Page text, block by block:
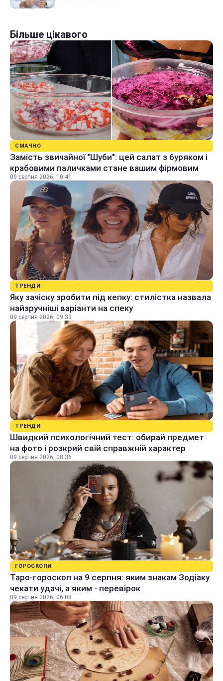
Більше цікавого
СМАЧНО
Замість звичайної "Шуби": цей салат з буряком і
крабовими паличками стане вашим фірмовим
09 серпня 2026, 10:41
ТРЕНДИ
Яку зачіску зробити під кепку: стилістка назвала
найзручніші варіанти на спеку
09 серпня 2026, 09:33
ТРЕНДИ
Швидкий психологічний тест: обирай предмет
на фото і розкрий свій справжній характер
09 серпня 2026, 08:36
ГОРОСКОПИ
Таро-гороскоп на 9 серпня: яким знакам Зодіаку
чекати удачі, а яким - перевірок
09 серпня 2026, 06:08